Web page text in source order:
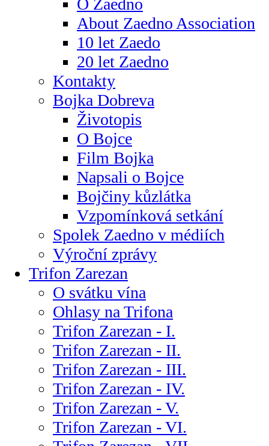
O Zaedno
About Zaedno Association
10 let Zaedo
20 let Zaedno
Kontakty
Bojka Dobreva
Životopis
O Bojce
Film Bojka
Napsali o Bojce
Bojčiny kůzlátka
Vzpomínková setkání
Spolek Zaedno v médiích
Výroční zprávy
Trifon Zarezan
O svátku vína
Ohlasy na Trifona
Trifon Zarezan - I.
Trifon Zarezan - II.
Trifon Zarezan - III.
Trifon Zarezan - IV.
Trifon Zarezan - V.
Trifon Zarezan - VI.